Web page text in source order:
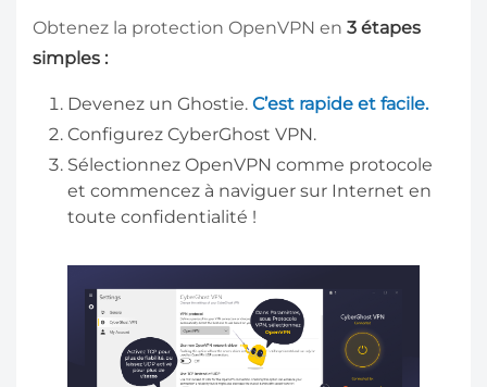
Obtenez la protection OpenVPN en 3 étapes
simples :
Devenez un Ghostie. C’est rapide et facile.
Configurez CyberGhost VPN.
Sélectionnez OpenVPN comme protocole
et commencez à naviguer sur Internet en
toute confidentialité !